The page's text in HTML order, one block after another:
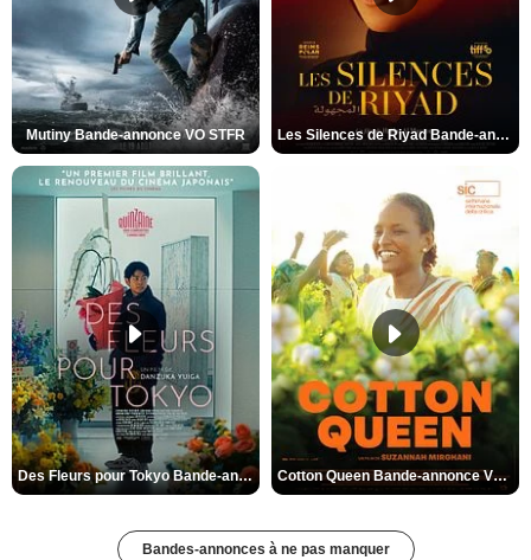
Mutiny Bande-annonce VO STFR Les Silences de Riyad Bande-annonce VO STFR
Des Fleurs pour Tokyo Bande-annonce VO STFR Cotton Queen Bande-annonce VO STFR
Bandes-annonces à ne pas manquer